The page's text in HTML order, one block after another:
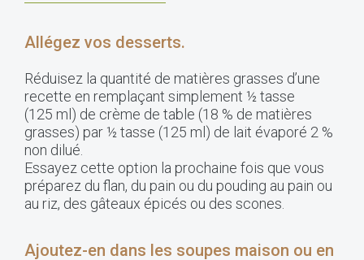
Allégez vos desserts.
Réduisez la quantité de matières grasses d’une
recette en remplaçant simplement ½ tasse
(125 ml) de crème de table (18 % de matières
grasses) par ½ tasse (125 ml) de lait évaporé 2 %
non dilué.
Essayez cette option la prochaine fois que vous
préparez du flan, du pain ou du pouding au pain ou
au riz, des gâteaux épicés ou des scones.
Ajoutez-en dans les soupes maison ou en